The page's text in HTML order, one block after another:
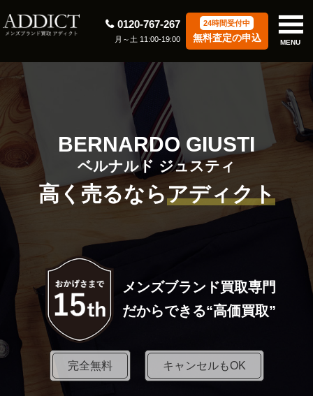
0120-767-267
月～土 11:00-19:00
24時間受付中
無料査定の申込 MENU
BERNARDO GIUSTI
ベルナルド ジュスティ
高く売るならアディクト
メンズブランド買取専門
だからできる“高価買取”
完全無料 キャンセルもOK